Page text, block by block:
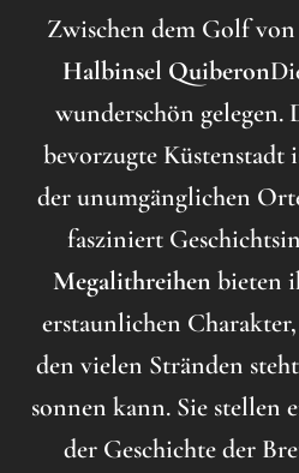
Zwischen dem Golf
Halbinsel Quiberon
wunderschön gelegen.
bevorzugte Küstenstadt
der unumgänglichen
fasziniert
Megalithreihen bieten
erstaunlichen
den vielen Stränden
sonnen kann. Sie stellen
der Geschichte der